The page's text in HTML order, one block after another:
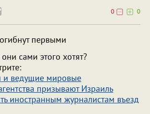
0
0
первыми
сами этого хотят?
и ведущие мировые
призывают Израиль
иностранным журналистам въезд